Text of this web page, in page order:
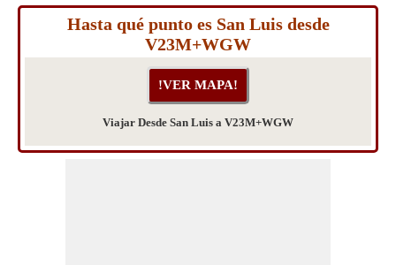
Hasta qué punto es San Luis desde
V23M+WGW
Viajar Desde San Luis a V23M+WGW